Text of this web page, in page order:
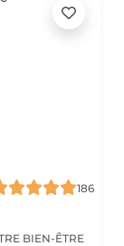
186
BIEN-ÊTRE